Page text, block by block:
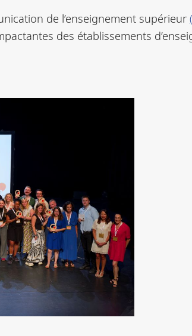
de l’enseignement supérieur
des établissements